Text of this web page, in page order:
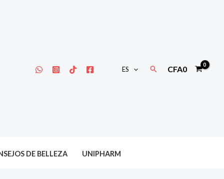
ES BuscarCFA0
DE BELLEZA UNIPHARM